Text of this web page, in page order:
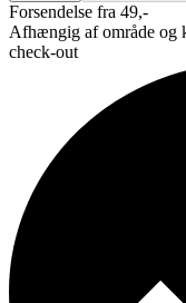
Forsendelse fra 49,-
Afhængig af område og
check-out